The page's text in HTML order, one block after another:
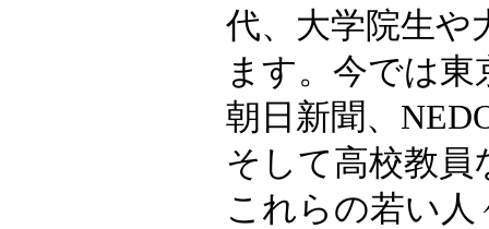
代、大学院生や
ます。今では
朝日新聞、
そして高校教員
これらの若い